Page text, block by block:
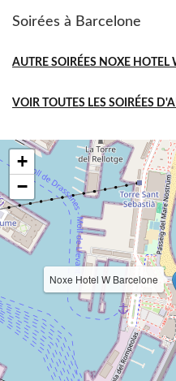
Soirées à Barcelone
AUTRE SOIRÉES NOXE HOTEL
VOIR TOUTES LES SOIRÉES